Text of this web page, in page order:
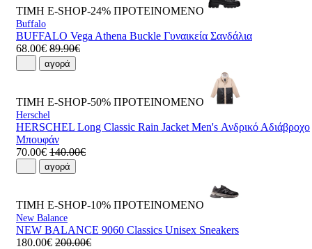
ΤΙΜΗ E-SHOP-24% ΠΡΟΤΕΙΝΟΜΕΝΟ
Buffalo
BUFFALO Vega Athena Buckle Γυναικεία Σανδάλια
68.00€ 89.90€
αγορά
ΤΙΜΗ E-SHOP-50% ΠΡΟΤΕΙΝΟΜΕΝΟ
Herschel
HERSCHEL Long Classic Rain Jacket Men's Ανδρικό Αδιάβροχο
Μπουφάν
70.00€ 140.00€
αγορά
ΤΙΜΗ E-SHOP-10% ΠΡΟΤΕΙΝΟΜΕΝΟ
New Balance
NEW BALANCE 9060 Classics Unisex Sneakers
180.00€ 200.00€